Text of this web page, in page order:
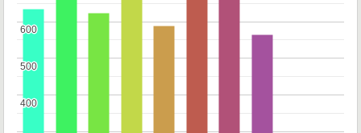
400
400
500
500
600
600